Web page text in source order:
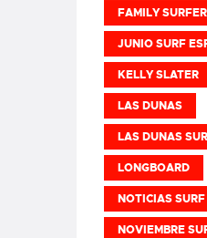
FAMILY
JUNIO SURF
KELLY SLATER
LAS DUNAS
LAS DUNAS
LONGBOARD
NOTICIAS SURF
NOVIEMBRE